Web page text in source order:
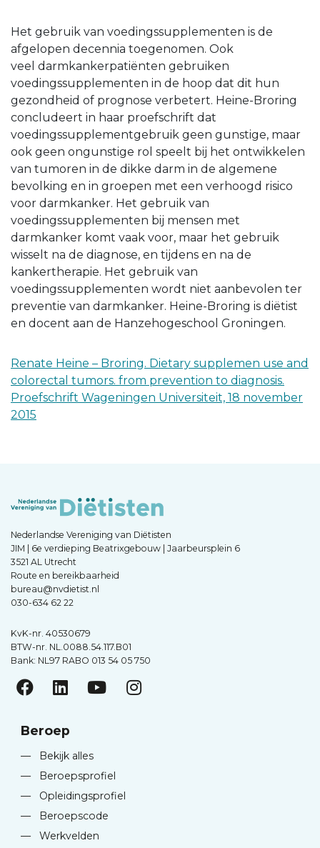
Het gebruik van voedingssupplementen is de
afgelopen decennia toegenomen. Ook
veel darmkankerpatiënten gebruiken
voedingssupplementen in de hoop dat dit hun
gezondheid of prognose verbetert. Heine-Broring
concludeert in haar proefschrift dat
voedingssupplementgebruik geen gunstige, maar
ook geen ongunstige rol speelt bij het ontwikkelen
van tumoren in de dikke darm in de algemene
bevolking en in groepen met een verhoogd risico
voor darmkanker. Het gebruik van
voedingssupplementen bij mensen met
darmkanker komt vaak voor, maar het gebruik
wisselt na de diagnose, en tijdens en na de
kankertherapie. Het gebruik van
voedingssupplementen wordt niet aanbevolen ter
preventie van darmkanker. Heine-Broring is diëtist
en docent aan de Hanzehogeschool Groningen.
Renate Heine – Broring. Dietary supplemen use and
colorectal tumors. from prevention to diagnosis.
Proefschrift Wageningen Universiteit, 18 november
2015
Nederlandse Vereniging van Diëtisten
JIM | 6e verdieping Beatrixgebouw | Jaarbeursplein 6
3521 AL Utrecht
Route en bereikbaarheid
bureau@nvdietist.nl
030-634 62 22
KvK-nr. 40530679
BTW-nr. NL.0088.54.117.B01
Bank: NL97 RABO 013 54 05 750
Beroep
—
Bekijk alles
—
Beroepsprofiel
—
Opleidingsprofiel
—
Beroepscode
—
Werkvelden